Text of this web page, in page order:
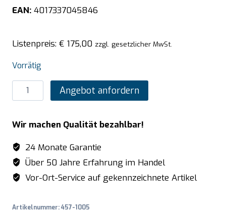
EAN: 4017337045846
Listenpreis: € 175,00 zzgl. gesetzlicher MwSt.
Vorrätig
SARO
Einloch-
herausziehb.
Armatur
Modell
SILKE
Menge
Angebot anfordern
Wir machen Qualität bezahlbar!
24 Monate Garantie
Über 50 Jahre Erfahrung im Handel
Vor-Ort-Service auf gekennzeichnete Artikel
Artikelnummer:457-1005